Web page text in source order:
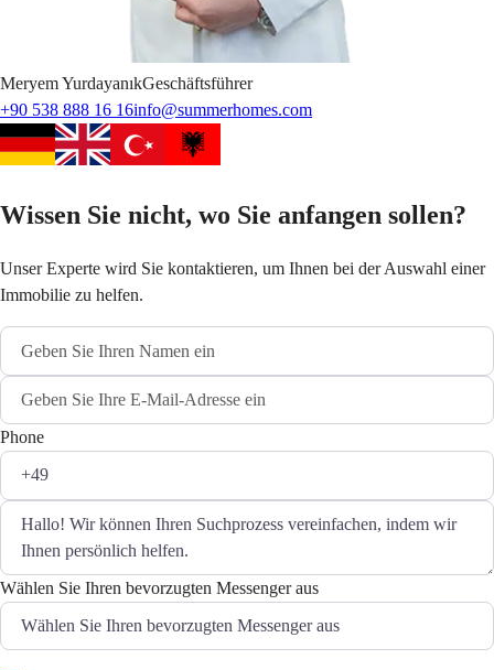
MeryemYurdayanıkGeschäftsführer
+90 538 888 16 16info@summerhomes.com
Wissen Sie nicht, wo Sie anfangen sollen?
Unser Experte wird Sie kontaktieren, um Ihnen bei der Auswahl einer
Immobilie zu helfen.
Phone
Wählen Sie Ihren bevorzugten Messenger aus